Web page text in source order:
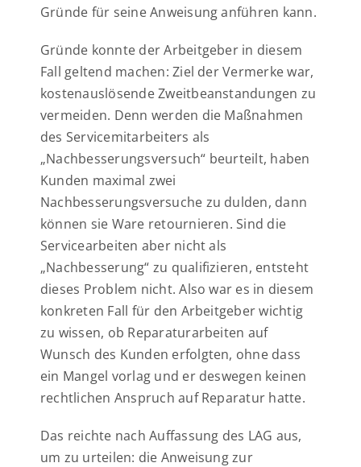
Gründe für seine Anweisung anführen kann.
Gründe konnte der Arbeitgeber in diesem
Fall geltend machen: Ziel der Vermerke war,
kostenauslösende Zweitbeanstandungen zu
vermeiden. Denn werden die Maßnahmen
des Servicemitarbeiters als
„Nachbesserungsversuch“ beurteilt, haben
Kunden maximal zwei
Nachbesserungsversuche zu dulden, dann
können sie Ware retournieren. Sind die
Servicearbeiten aber nicht als
„Nachbesserung“ zu qualifizieren, entsteht
dieses Problem nicht. Also war es in diesem
konkreten Fall für den Arbeitgeber wichtig
zu wissen, ob Reparaturarbeiten auf
Wunsch des Kunden erfolgten, ohne dass
ein Mangel vorlag und er deswegen keinen
rechtlichen Anspruch auf Reparatur hatte.
Das reichte nach Auffassung des LAG aus,
um zu urteilen: die Anweisung zur